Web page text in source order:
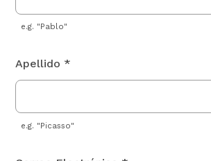
e.g. "Pablo"
Apellido *
e.g. "Picasso"